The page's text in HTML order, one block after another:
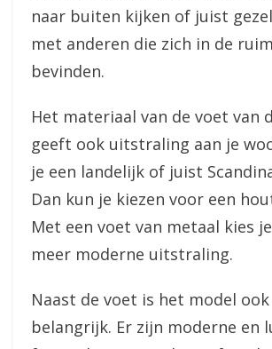
naar buiten kijken of juist
met anderen die zich in de
bevinden.
Het materiaal van de voet van
geeft ook uitstraling aan je
je een landelijk of juist
Dan kun je kiezen voor een
Met een voet van metaal kies
meer moderne uitstraling.
Naast de voet is het model
belangrijk. Er zijn moderne en